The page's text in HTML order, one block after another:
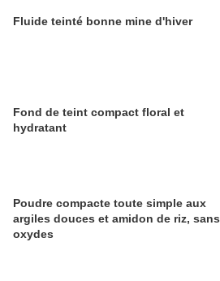
Fluide teinté bonne mine d'hiver
Fond de teint compact floral et
hydratant
Poudre compacte toute simple aux
argiles douces et amidon de riz, sans
oxydes